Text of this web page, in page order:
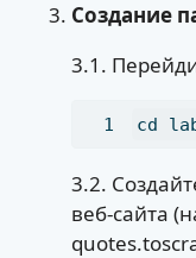
Создание
3.1.
cd
3.2.
веб-сайта